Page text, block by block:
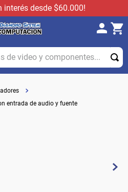
interés desde $60.000!
video y componentes...
entrada de audio y fuente